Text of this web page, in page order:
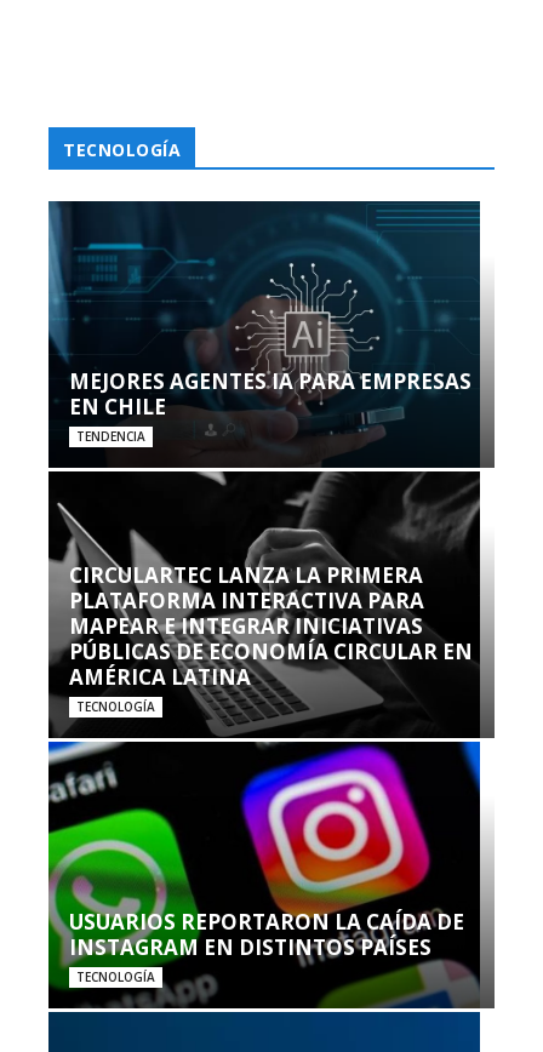
TECNOLOGÍA
MEJORES AGENTES IA PARA EMPRESAS
EN CHILE
TENDENCIA
CIRCULARTEC LANZA LA PRIMERA
PLATAFORMA INTERACTIVA PARA
MAPEAR E INTEGRAR INICIATIVAS
PÚBLICAS DE ECONOMÍA CIRCULAR EN
AMÉRICA LATINA
TECNOLOGÍA
USUARIOS REPORTARON LA CAÍDA DE
INSTAGRAM EN DISTINTOS PAÍSES
TECNOLOGÍA